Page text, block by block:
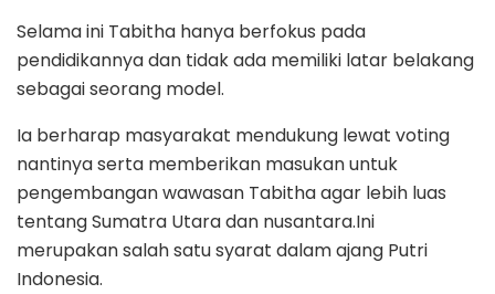
Selama ini Tabitha hanya berfokus pada
pendidikannya dan tidak ada memiliki latar belakang
sebagai seorang model.
Ia berharap masyarakat mendukung lewat voting
nantinya serta memberikan masukan untuk
pengembangan wawasan Tabitha agar lebih luas
tentang Sumatra Utara dan nusantara.Ini
merupakan salah satu syarat dalam ajang Putri
Indonesia.